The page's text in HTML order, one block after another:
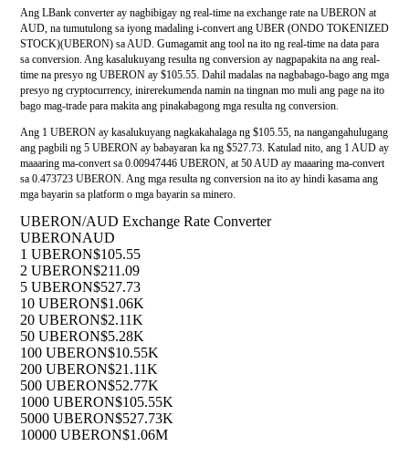
Ang LBank converter ay nagbibigay ng real-time na exchange rate na UBERON at
AUD, na tumutulong sa iyong madaling i-convert ang UBER (ONDO TOKENIZED
STOCK)(UBERON) sa AUD. Gumagamit ang tool na ito ng real-time na data para
sa conversion. Ang kasalukuyang resulta ng conversion ay nagpapakita na ang real-
time na presyo ng UBERON ay $105.55. Dahil madalas na nagbabago-bago ang mga
presyo ng cryptocurrency, inirerekumenda namin na tingnan mo muli ang page na ito
bago mag-trade para makita ang pinakabagong mga resulta ng conversion.
Ang 1 UBERON ay kasalukuyang nagkakahalaga ng $105.55, na nangangahulugang
ang pagbili ng 5 UBERON ay babayaran ka ng $527.73. Katulad nito, ang 1 AUD ay
maaaring ma-convert sa 0.00947446 UBERON, at 50 AUD ay maaaring ma-convert
sa 0.473723 UBERON. Ang mga resulta ng conversion na ito ay hindi kasama ang
mga bayarin sa platform o mga bayarin sa minero.
UBERON/AUD Exchange Rate Converter
UBERONAUD
1 UBERON$105.55
2 UBERON$211.09
5 UBERON$527.73
10 UBERON$1.06K
20 UBERON$2.11K
50 UBERON$5.28K
100 UBERON$10.55K
200 UBERON$21.11K
500 UBERON$52.77K
1000 UBERON$105.55K
5000 UBERON$527.73K
10000 UBERON$1.06M